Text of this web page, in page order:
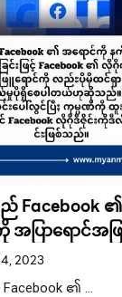
Facebook
ပြာရောင်အဖ
င်အဖြစ် ပြုလုပ်ခြ
၏ လိုဂိုကို အပ်
2023
၏ …